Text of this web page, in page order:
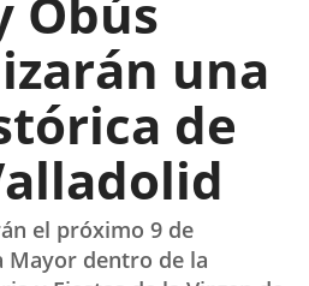
Obús
una
de
el próximo 9 de
Mayor dentro de la